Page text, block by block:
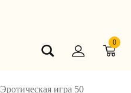
0
Эротическая игра 50